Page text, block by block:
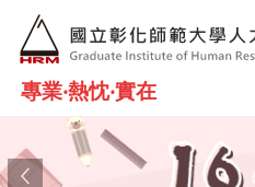
跳到主要內容
專業‧熱忱‧實在